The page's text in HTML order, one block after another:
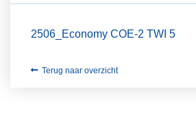
2506_Economy COE-2 TWI 5
Terug naar overzicht